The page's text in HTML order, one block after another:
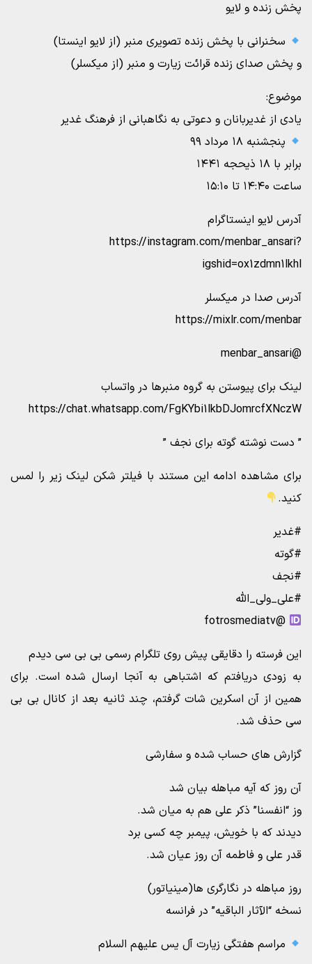
پخش زنده و لایو
سخنرانی با پخش زنده تصویری منبر (از لایو اینستا)
و پخش صدای زنده قرائت زیارت و منبر (از میکسلر)
موضوع:
یادی از غدیربانان و دعوتی به نگاهبانی از فرهنگ غدیر
پنجشنبه ۱۸ مرداد ۹۹
برابر با ۱۸ ذیحجه ۱۴۴۱
ساعت ۱۴:۴۰ تا ۱۵:۱۰
آدرس لایو اینستاگرام
https://instagram.com/menbar_ansari?
igshid=ox1zdmn1lkhl
آدرس صدا در میکسلر
https://mixlr.com/menbar
@menbar_ansari
لینک برای پیوستن به گروه منبرها در واتساب
https://chat.whatsapp.com/FgKYbi1lkbDJomrcfXNczW
” دست نوشته گوته برای نجف ”
برای مشاهده ادامه این مستند با فیلتر شکن لینک زیر را لمس
کنید.
#غدیر
#گوته
#نجف
#علی_ولی_الله
@fotrosmediatv
این فرسته را دقایقی پیش روی تلگرام رسمی بی بی سی دیدم
به زودی دریافتم که اشتباهی به آنجا ارسال شده است. برای
همین از آن اسکرین شات گرفتم، چند ثانیه بعد از کانال بی بی
سی حذف شد.
گزارش های حساب شده و سفارشی
آن روز که آیه مباهله بیان شد
وز “انفسنا” ذکر علی هم به میان شد.
دیدند که با خویش، پیمبر چه کسی برد
قدر علی و فاطمه آن روز عیان شد.
روز مباهله در نگارگری ها(مینیاتور)
نسخه “الآثار الباقیه” در فرانسه
مراسم هفتگی زیارت آل یس علیهم السلام